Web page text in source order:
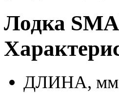
Лодка
ДЛИНА,